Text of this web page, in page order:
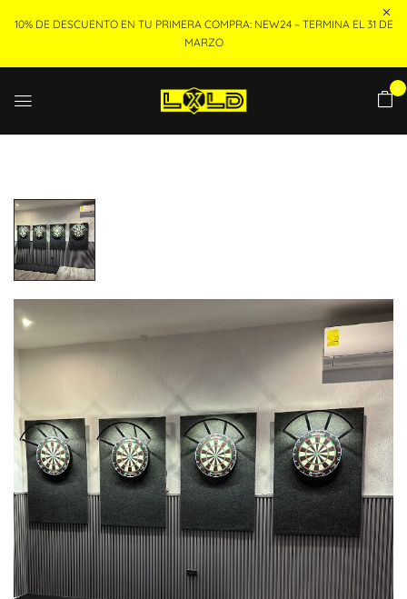
10% DE DESCUENTO EN TU PRIMERA COMPRA: NEW24 – TERMINA EL 31 DE
MARZO
0